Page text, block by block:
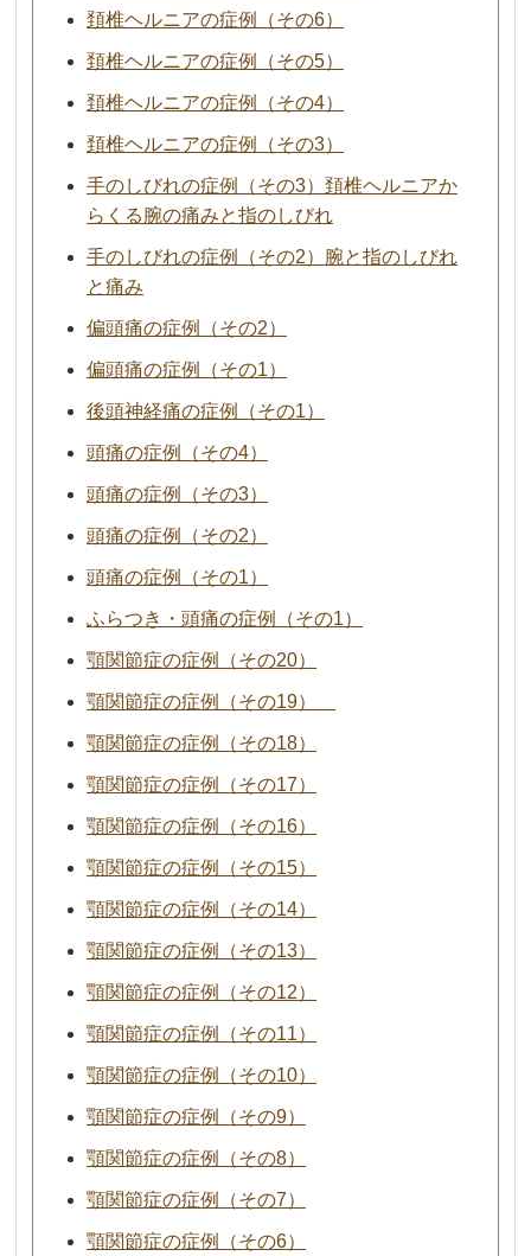
頚椎ヘルニアの症例（その6）
頚椎ヘルニアの症例（その5）
頚椎ヘルニアの症例（その4）
頚椎ヘルニアの症例（その3）
手のしびれの症例（その3）頚椎ヘルニアか
らくる腕の痛みと指のしびれ
手のしびれの症例（その2）腕と指のしびれ
と痛み
偏頭痛の症例（その2）
偏頭痛の症例（その1）
後頭神経痛の症例（その1）
頭痛の症例（その4）
頭痛の症例（その3）
頭痛の症例（その2）
頭痛の症例（その1）
ふらつき・頭痛の症例（その1）
顎関節症の症例（その20）
顎関節症の症例（その19）
顎関節症の症例（その18）
顎関節症の症例（その17）
顎関節症の症例（その16）
顎関節症の症例（その15）
顎関節症の症例（その14）
顎関節症の症例（その13）
顎関節症の症例（その12）
顎関節症の症例（その11）
顎関節症の症例（その10）
顎関節症の症例（その9）
顎関節症の症例（その8）
顎関節症の症例（その7）
顎関節症の症例（その6）